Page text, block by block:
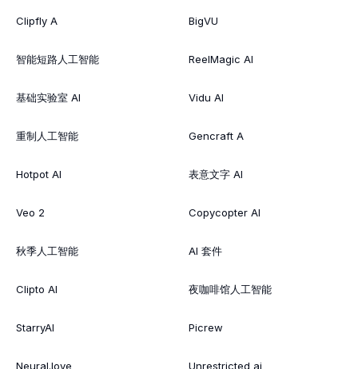
Clipfly A
智能短路人工智能
基础实验室 AI
重制人工智能
Hotpot AI
Veo 2
秋季人工智能
Clipto AI
StarryAI
Neural.love
BigVU
ReelMagic AI
Vidu AI
Gencraft A
表意文字 AI
Copycopter AI
AI 套件
夜咖啡馆人工智能
Picrew
Unrestricted ai